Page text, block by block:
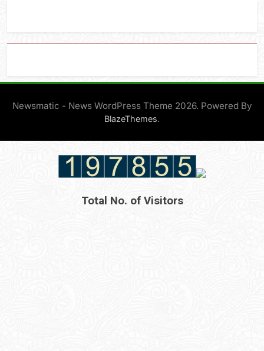
Newsmatic - News WordPress Theme 2026. Powered By
BlazeThemes.
Total No. of Visitors